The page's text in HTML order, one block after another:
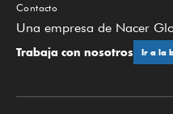
Contacto
Una empresa de Nacer
Trabaja con nosotros Ir a la